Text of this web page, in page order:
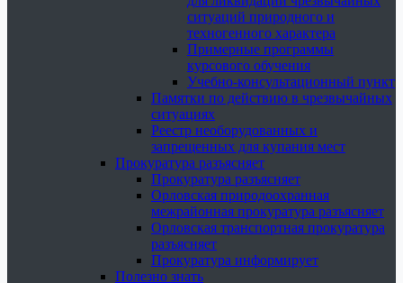
ситуаций природного и
техногенного характера
Примерные программы
курсового обучения
Учебно-консультационный пункт
Памятки по действию в чрезвычайных
ситуациях
Реестр необорудованных и
запрещенных для купания мест
Прокуратура разъясняет
Прокуратура разъясняет
Орловская природоохранная
межрайонная прокуратура разъясняет
Орловская транспортная прокуратура
разъясняет
Прокуратура информирует
Полезно знать